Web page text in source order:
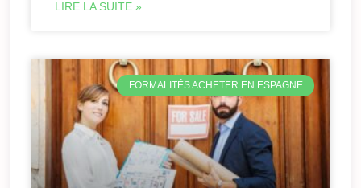
LIRE LA SUITE »
FORMALITÉS ACHETER EN ESPAGNE